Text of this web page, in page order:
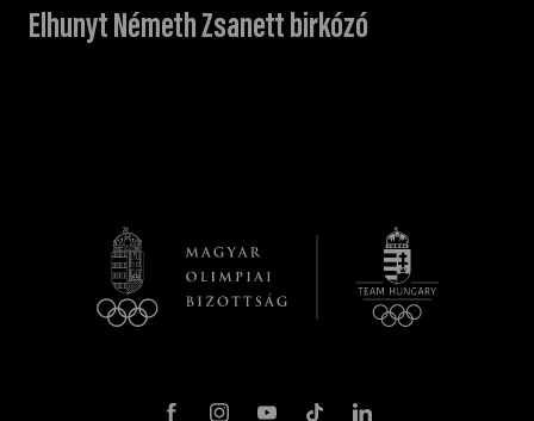
Elhunyt Németh Zsanett birkózó